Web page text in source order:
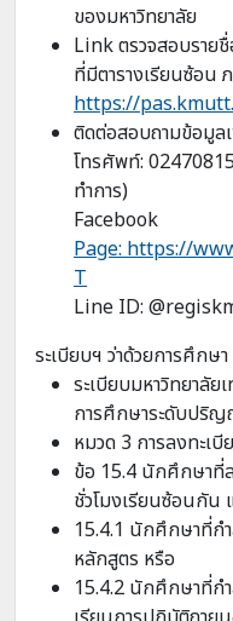
ของมหาวิทยาลัย
Link ตรวจสอบราย
ที่มีตารางเรียนซ้อน
https://
ติดต่อสอบถามข้อมูล
โทรศัพท์:
ทำการ)
Facebook
Page: https://
T
Line ID:
ระเบียบฯ ว่าด้วยการศึก
ระเบียบมหาวิทยาลัย
การศึกษาระดับปริ
หมวด 3 การลงทะเบี
ข้อ 15.4 นักศึกษาที่ล
ชั่วโมงเรียนซ้อนกัน
15.4.1 นักศึกษาที่ก
หลักสูตร หรือ
15.4.2 นักศึกษาที่ก